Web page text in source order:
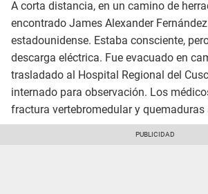
A corta distancia, en un camino de
encontrado James Alexander
estadounidense. Estaba consciente,
descarga eléctrica. Fue evacuado en
trasladado al Hospital Regional del
internado para observación. Los
fractura vertebromedular y quemaduras